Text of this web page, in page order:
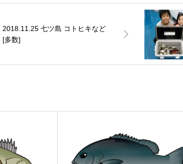
2018.11.25 七ツ島 コトヒキなど
[多数]